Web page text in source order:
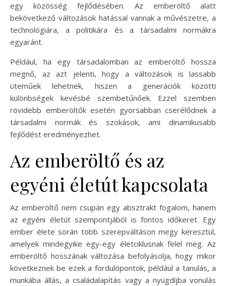
egy közösség fejlődésében. Az emberöltő alatt
bekövetkező változások hatással vannak a művészetre, a
technológiára, a politikára és a társadalmi normákra
egyaránt.
Például, ha egy társadalomban az emberöltő hossza
megnő, az azt jelenti, hogy a változások is lassabb
üteműek lehetnek, hiszen a generációk közötti
különbségek kevésbé szembetűnőek. Ezzel szemben
rövidebb emberöltők esetén gyorsabban cserélődnek a
társadalmi normák és szokások, ami dinamikusabb
fejlődést eredményezhet.
Az emberöltő és az
egyéni életút kapcsolata
Az emberöltő nem csupán egy absztrakt fogalom, hanem
az egyéni életút szempontjából is fontos időkeret. Egy
ember élete során több szerepváltáson megy keresztül,
amelyek mindegyike egy-egy életciklusnak felel meg. Az
emberöltő hosszának változása befolyásolja, hogy mikor
következnek be ezek a fordulópontok, például a tanulás, a
munkába állás, a családalapítás vagy a nyugdíjba vonulás